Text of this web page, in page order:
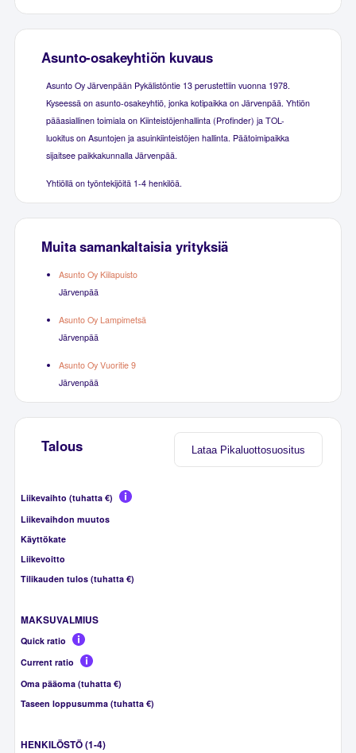
Asunto-osakeyhtiön kuvaus
Asunto Oy Järvenpään Pykälistöntie 13 perustettiin vuonna 1978.
Kyseessä on asunto-osakeyhtiö, jonka kotipaikka on Järvenpää. Yhtiön
pääasiallinen toimiala on Kiinteistöjenhallinta (Profinder) ja TOL-
luokitus on Asuntojen ja asuinkiinteistöjen hallinta. Päätoimipaikka
sijaitsee paikkakunnalla Järvenpää.
Yhtiöllä on työntekijöitä 1-4 henkilöä.
Muita samankaltaisia yrityksiä
Asunto Oy Kiilapuisto
Järvenpää
Asunto Oy Lampimetsä
Järvenpää
Asunto Oy Vuoritie 9
Järvenpää
Lataa Pikaluottosuositus
Talous
Liikevaihto (tuhatta €)
Liikevaihdon muutos
Käyttökate
Liikevoitto
Tilikauden tulos (tuhatta €)
MAKSUVALMIUS
Quick ratio
Current ratio
Oma pääoma (tuhatta €)
Taseen loppusumma (tuhatta €)
HENKILÖSTÖ (1-4)